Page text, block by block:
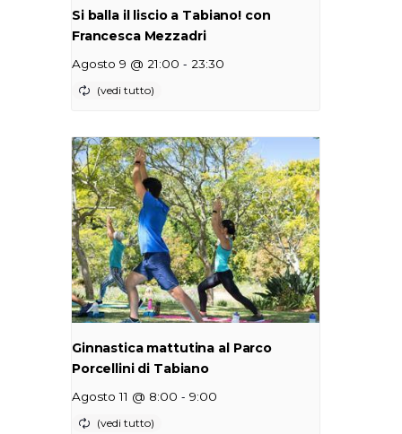
Si balla il liscio a Tabiano! con
Francesca Mezzadri
Agosto 9 @ 21:00 - 23:30
Ginnastica mattutina al Parco
Porcellini di Tabiano
Agosto 11 @ 8:00 - 9:00